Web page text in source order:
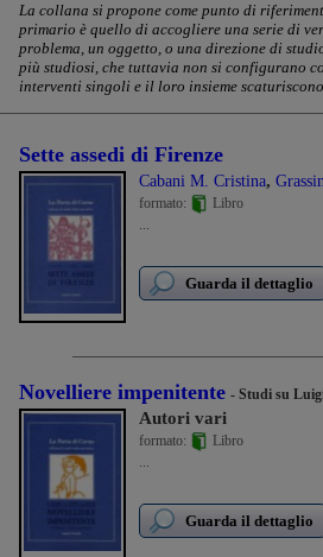
La collana si propone come punto di
primario è quello di accogliere una serie di
problema, un oggetto, o una direzione di
più studiosi, che tuttavia non si configurano
interventi singoli e il loro insieme
Sette assedi di Firenze
Cabani M. Cristina,
formato:
Libro
...
Guarda il dettaglio
Novelliere impenitente - Studi su
Autori vari
formato:
Libro
...
Guarda il dettaglio